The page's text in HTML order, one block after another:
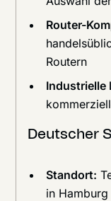
Router-
Routern
Industrielle
Deutscher
Standort:
in Hamburg